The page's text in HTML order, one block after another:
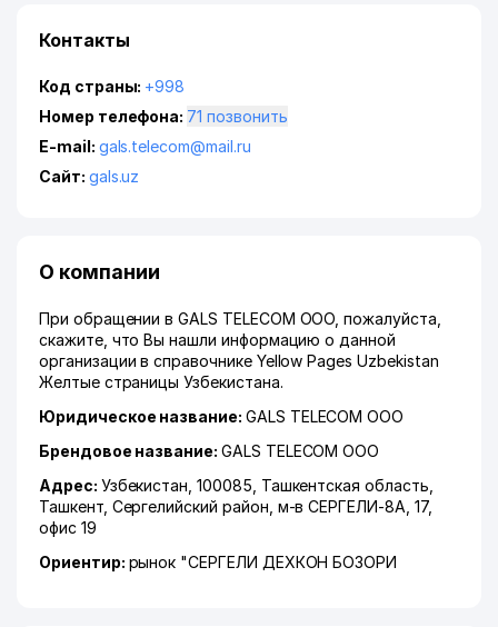
Контакты
Код страны: +998
Номер телефона:
71 позвонить
E-mail: gals.telecom@mail.ru
Сайт: gals.uz
О компании
При обращении в GALS TELECOM ООО, пожалуйста,
скажите, что Вы нашли информацию о данной
организации в справочнике Yellow Pages Uzbekistan
Желтые страницы Узбекистана.
Юридическое название: GALS TELECOM ООО
Брендовое название: GALS TELECOM ООО
Адрес: Узбекистан, 100085, Ташкентская область
Ташкент, Сергелийский район м-в СЕРГЕЛИ-8А , 17,
офис 19
Ориентир: рынок "СЕРГЕЛИ ДЕХКОН БОЗОРИ